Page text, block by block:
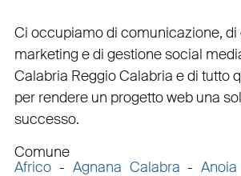
Ci occupiamo di comunicazione, di
marketing e di gestione social
Calabria Reggio Calabria e di tutto
per rendere un progetto web una
successo.
Comune
Africo- Agnana Calabra -Anoia